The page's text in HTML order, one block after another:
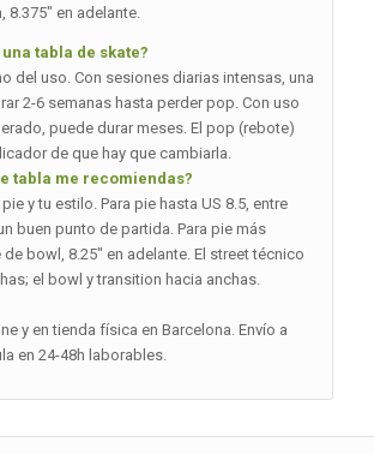
8.375″ en adelante.
tabla de skate?
del uso. Con sesiones diarias intensas, una
2-6 semanas hasta perder pop. Con uso
puede durar meses. El pop (rebote)
de que hay que cambiarla.
tabla me recomiendas?
y tu estilo. Para pie hasta US 8.5, entre
buen punto de partida. Para pie más
bowl, 8.25″ en adelante. El street técnico
el bowl y transition hacia anchas.
y en tienda física en Barcelona. Envío a
en 24-48h laborables.